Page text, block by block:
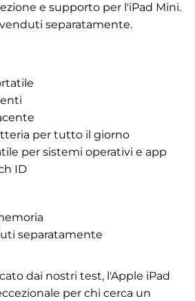
e supporto per l'iPad Mini.
separatamente.
per tutto il giorno
per sistemi operativi e app
ID
separatamente
dai nostri test, l'Apple iPad
per chi cerca un